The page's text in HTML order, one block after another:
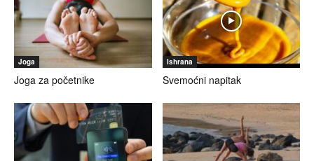
Joga
Joga za početnike
Ishrana
Svemoćni napitak